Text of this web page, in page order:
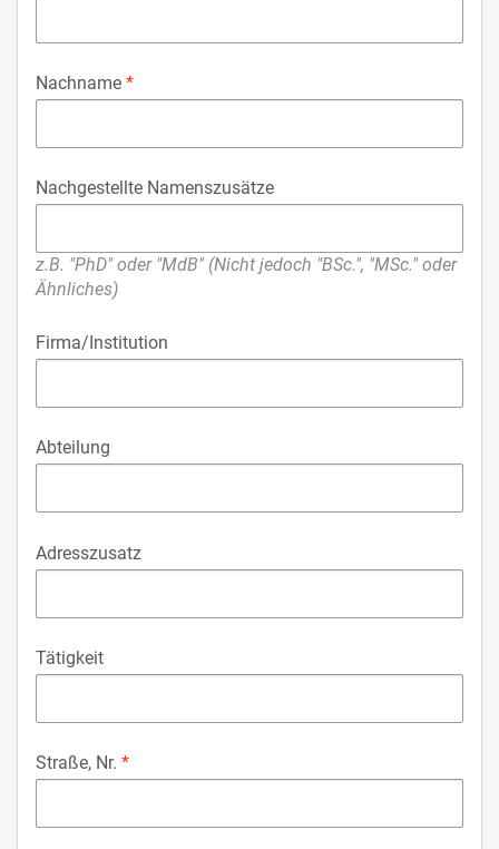
Nachname
Nachgestellte Namenszusätze
z.B. "PhD" oder "MdB" (Nicht jedoch "BSc.", "MSc." oder
Ähnliches)
Firma/Institution
Abteilung
Adresszusatz
Tätigkeit
Straße, Nr.